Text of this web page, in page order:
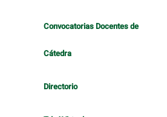
Convocatorias Docentes de
Cátedra
Directorio